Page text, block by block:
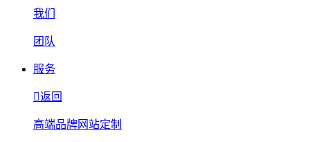
我们
团队
服务
返回
高端品牌网站定制